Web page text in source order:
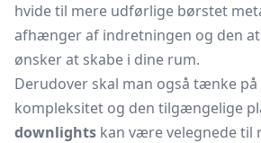
hvide til mere udførlige børstet
afhænger af indretningen og den
ønsker at skabe i dine rum.
Derudover skal man også tænke
kompleksitet og den tilgængelige
downlights kan være velegnede til